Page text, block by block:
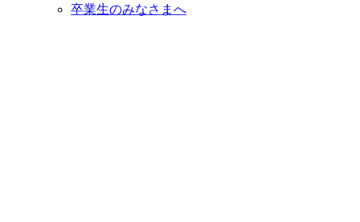
卒業生のみなさまへ